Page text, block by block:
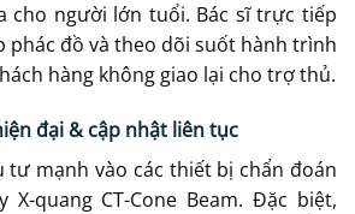
cho người lớn tuổi. Bác sĩ trực tiếp
phác đồ và theo dõi suốt hành trình
hàng không giao lại cho trợ thủ.
đại & cập nhật liên tục
tư mạnh vào các thiết bị chẩn đoán
quang CT-Cone Beam. Đặc biệt,